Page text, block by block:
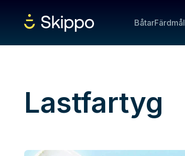
BåtarFärdmål
Lastfartyg